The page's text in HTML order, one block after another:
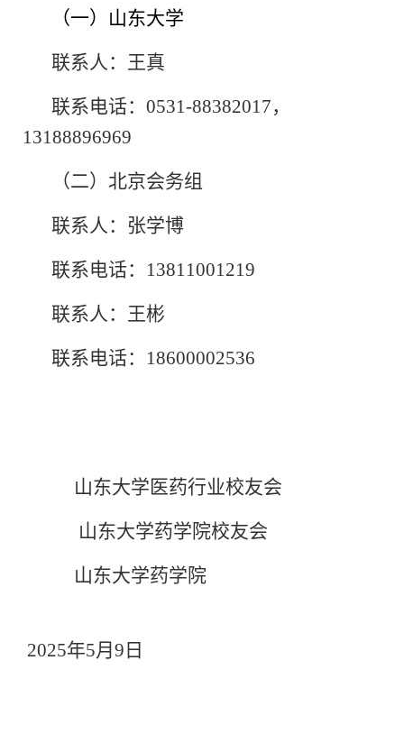
（一）山东大学
联系人：王真
联系电话： 0531-88382017，
13188896969
（二）北京会务组
联系人：张学博
联系电话： 13811001219
联系人：王彬
联系电话： 18600002536
山东大学医药行业校友会
山东大学药学院校友会
山东大学药学院
2025年5月 9 日